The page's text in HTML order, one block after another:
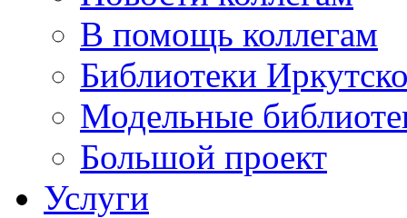
В помощь коллегам
Библиотеки
Модельные
Большой проект
Услуги